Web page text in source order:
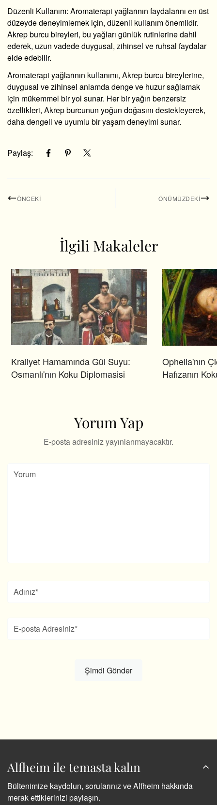
Düzenli Kullanım: Aromaterapi yağlarının faydalarını en üst
düzeyde deneyimlemek için, düzenli kullanım önemlidir.
Akrep burcu bireyleri, bu yağları günlük rutinlerine dahil
ederek, uzun vadede duygusal, zihinsel ve ruhsal faydalar
elde edebilir.
Aromaterapi yağlarının kullanımı, Akrep burcu bireylerine,
duygusal ve zihinsel anlamda denge ve huzur sağlamak
için mükemmel bir yol sunar. Her bir yağın benzersiz
özellikleri, Akrep burcunun yoğun doğasını destekleyerek,
daha dengeli ve uyumlu bir yaşam deneyimi sunar.
Paylaş:
ÖNCEKI ÖNÜMÜZDEKI
İlgili Makaleler
Kraliyet Hamamında Gül Suyu:
Osmanlı'nın Koku Diplomasisi
Ophelia'nın
Hafızanın
Yorum Yap
E-posta adresiniz yayınlanmayacaktır.
Alfheim ile temasta kalın
Bültenimize kaydolun, sorularınız ve Alfheim hakkında
merak ettiklerinizi paylaşın.